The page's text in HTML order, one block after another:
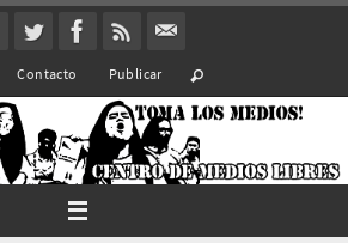
Contacto Publicar